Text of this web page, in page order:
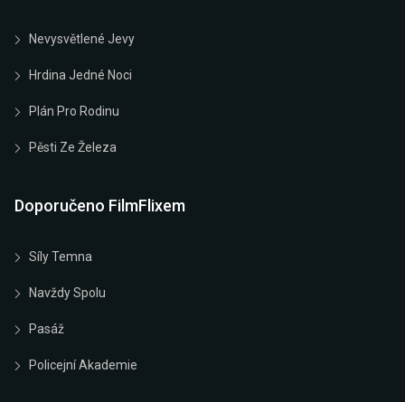
Nevysvětlené Jevy
Hrdina Jedné Noci
Plán Pro Rodinu
Pěsti Ze Železa
Doporučeno FilmFlixem
Síly Temna
Navždy Spolu
Pasáž
Policejní Akademie